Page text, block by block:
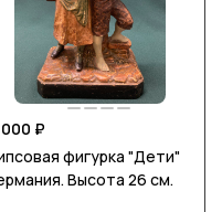
000 ₽
фигурка "Дети"
Высота 26 см.